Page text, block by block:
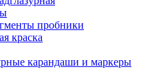
пробники
краска
карандаши и маркеры